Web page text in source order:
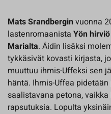
Mats Srandberginvuonna
lastenromaanista Yön hirviö
Marialta. Äidin lisäksi
tykkäsivät kovasti kirjasta,
muuttuu ihmis-Uffeksi sen
häntä. Ihmis-Uffea
saalistavana petona,
rapsutuksia. Lopulta